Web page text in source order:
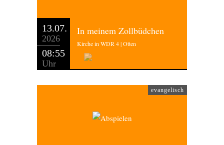
13.07.
2026
08:55
Uhr
In meinem Zollbüdchen
Kirche in WDR 4 | Otten
evangelisch